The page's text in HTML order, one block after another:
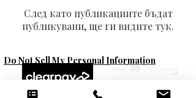
След като публикациите бъдат
публикувани, ще ги видите тук.
Do Not Sell My Personal Information